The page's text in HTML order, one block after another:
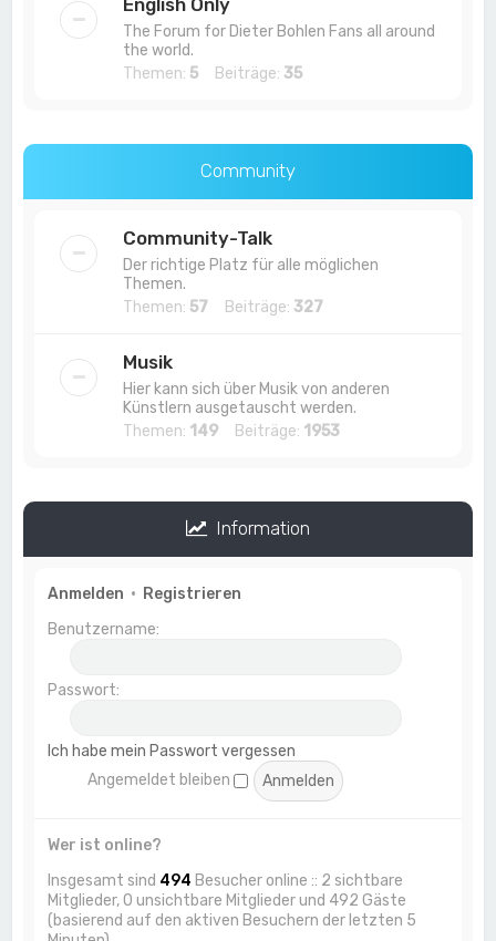
English Only
The Forum for Dieter Bohlen Fans all around
the world.
Themen: 5 Beiträge: 35
Community
Community-Talk
Der richtige Platz für alle möglichen
Themen.
Themen: 57 Beiträge: 327
Musik
Hier kann sich über Musik von anderen
Künstlern ausgetauscht werden.
Themen: 149 Beiträge: 1953
Information
Anmelden • Registrieren
Benutzername:
Passwort:
Ich habe mein Passwort vergessen
Angemeldet bleiben
Wer ist online?
Insgesamt sind 494 Besucher online :: 2 sichtbare
Mitglieder, 0 unsichtbare Mitglieder und 492 Gäste
(basierend auf den aktiven Besuchern der letzten 5